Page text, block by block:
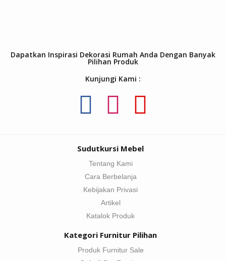
Dapatkan Inspirasi Dekorasi Rumah Anda Dengan Banyak
Pilihan Produk
Kunjungi Kami :
Sudutkursi Mebel
Tentang Kami
Cara Berbelanja
Kebijakan Privasi
Artikel
Katalok Produk
Kategori Furnitur Pilihan
Produk Furnitur Sale